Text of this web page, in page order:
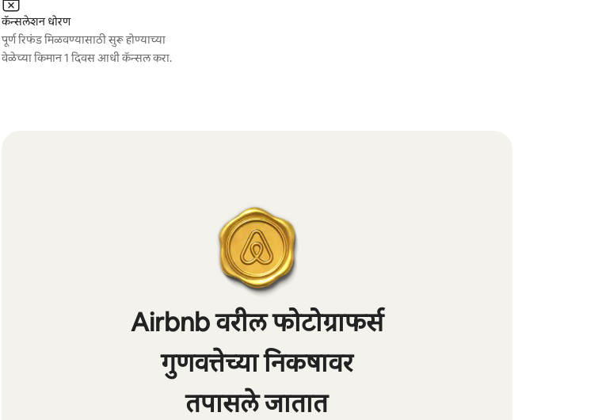
कॅन्सलेशन धोरण
पूर्ण रिफंड मिळवण्यासाठी सुरू होण्याच्या
वेळेच्या किमान 1 दिवस आधी कॅन्सल करा.
Airbnb वरील फोटोग्राफर्स
गुणवत्तेच्या निकषावर
तपासले जातात